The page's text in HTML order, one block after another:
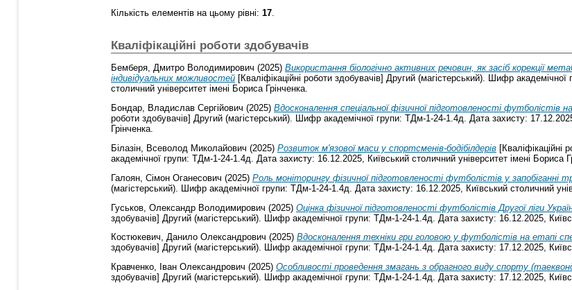
Кількість елементів на цьому рівні: 17
Кваліфікаційні роботи здобувачів
Бемберя, Дмитро Володимирович (2025) Використання біологічно активних речовин, як засіб корекції
індивідуальних можливостей [Кваліфікаційні роботи здобувачів] Другий (магістерський). Шифр
столичний університет імені Бориса Грінченка.
Бондар, Владислав Сергійович (2025) Вдосконалення спеціальної фізичної підготовленості футболістів
роботи здобувачів] Другий (магістерський). Шифр академічної групи: ТДм-1-24-1.4д. Дата захисту:
Грінченка.
Білазін, Всеволод Миколайович (2025) Розвиток м'язової маси у спортсменів-бодібілдерів
академічної групи: ТДм-1-24-1.4д. Дата захисту: 16.12.2025, Київський столичний університет імені Бориса
Галоян, Сімон Оганесович (2025) Роль моніторингу фізичної підготовленості футболістів у запобіганні
(магістерський). Шифр академічної групи: ТДм-1-24-1.4д. Дата захисту: 16.12.2025, Київський столичний
Гуськов, Олександр Володимирович (2025) Оцінка фізичної підготовленості футболістів Другої ліги
здобувачів] Другий (магістерський). Шифр академічної групи: ТДм-1-24-1.4д. Дата захисту: 16.12.2025,
Костюкевич, Данило Олександрович (2025) Вдосконалення техніки гри головою у футболістів на етапі
здобувачів] Другий (магістерський). Шифр академічної групи: ТДм-1-24-1.4д. Дата захисту: 17.12.2025,
Кравченко, Іван Олександрович (2025) Особливості проведення змагань з обрагного виду спорту
здобувачів] Другий (магістерський). Шифр академічної групи: ТДм-1-24-1.4д. Дата захисту: 17.12.2025,